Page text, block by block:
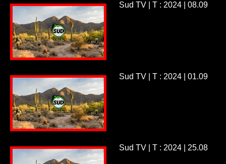
Sud TV | T : 2024 | 08.09
Sud TV | T : 2024 | 01.09
Sud TV | T : 2024 | 25.08